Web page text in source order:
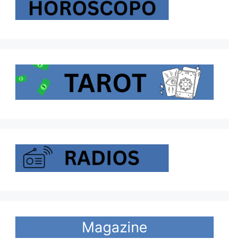
Magazine